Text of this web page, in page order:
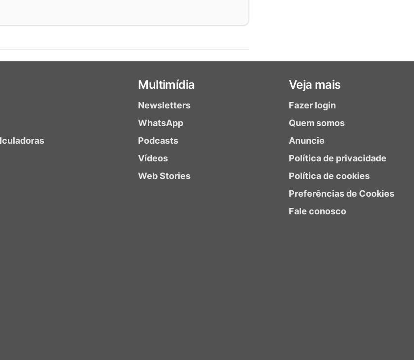
Multimídia
Newsletters
WhatsApp
Podcasts
Vídeos
Web Stories
Veja mais
Fazer login
Quem somos
Anuncie
Política de privacidade
Política de cookies
Preferências de Cookies
Fale conosco